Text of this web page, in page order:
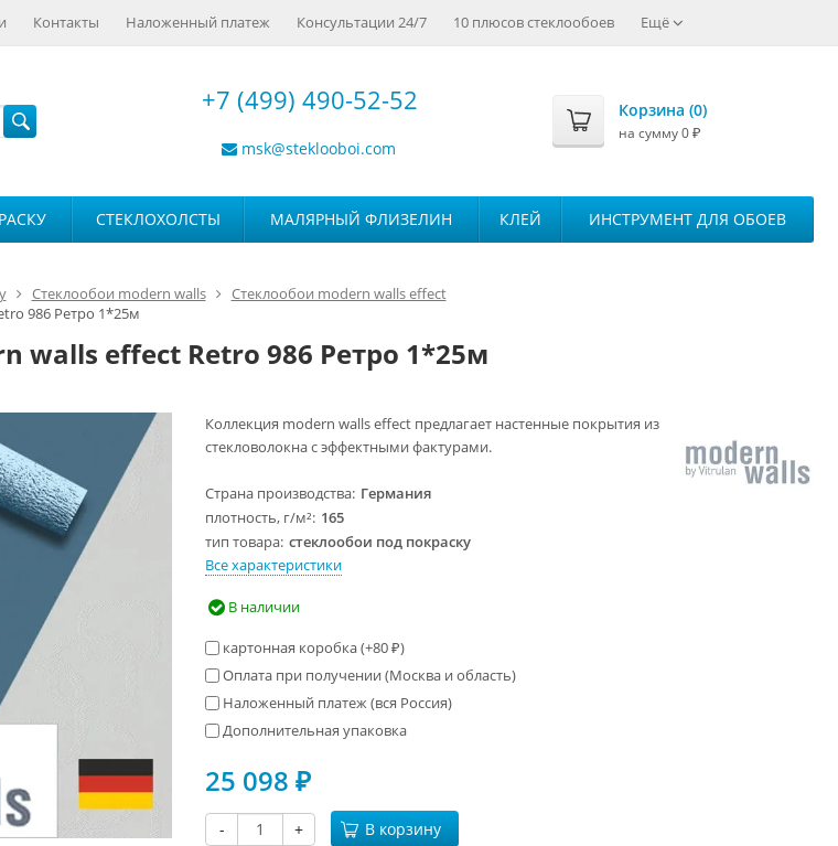
Контакты Наложенный платеж Консультации 24/7 10 плюсов стеклообоев Ещё
+7 (499) 490-52-52
msk@steklooboi.com
Корзина (0)
на сумму0 ₽
СТЕКЛОХОЛСТЫ МАЛЯРНЫЙ ФЛИЗЕЛИН КЛЕЙ ИНСТРУМЕНТ ДЛЯ ОБОЕВ
Стеклообои modern walls
Стеклообои modern walls effect
986 Ретро 1*25м
walls effect Retro 986 Ретро 1*25м
Коллекция modern walls effect предлагает настенные покрытия из
стекловолокна с эффектными фактурами.
Страна производства Германия
плотность, г/м² 165
тип товара стеклообои под покраску
Все характеристики
В наличии
картонная коробка (+80₽)
Оплата при получении (Москва и область)
Наложенный платеж (вся Россия)
Дополнительная упаковка
25 098₽
- +
В корзину